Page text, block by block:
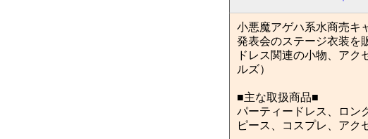
小悪魔アゲハ系水商売キ
発表会のステージ衣装を
ドレス関連の小物、アク
ルズ）
■主な取扱商品■
パーティードレス、ロン
ピース、コスプレ、アク